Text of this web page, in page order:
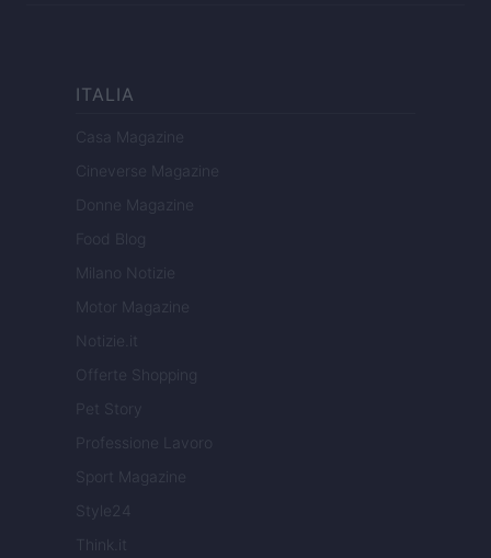
ITALIA
Casa Magazine
Cineverse Magazine
Donne Magazine
Food Blog
Milano Notizie
Motor Magazine
Notizie.it
Offerte Shopping
Pet Story
Professione Lavoro
Sport Magazine
Style24
Think.it